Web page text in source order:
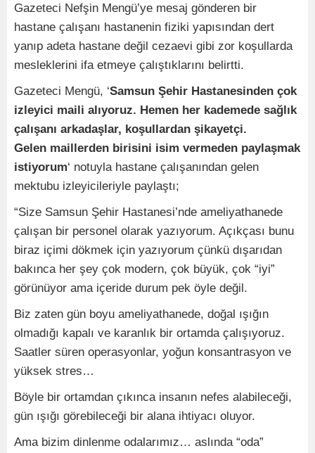
Gazeteci Nefşin Mengü’ye mesaj gönderen bir
hastane çalışanı hastanenin fiziki yapısından dert
yanıp adeta hastane değil cezaevi gibi zor koşullarda
mesleklerini ifa etmeye çalıştıklarını belirtti.
Gazeteci Mengü, ‘Samsun Şehir Hastanesinden çok
izleyici maili alıyoruz. Hemen her kademede sağlık
çalışanı arkadaşlar, koşullardan şikayetçi.
Gelen maillerden birisini isim vermeden paylaşmak
istiyorum‘ notuyla hastane çalışanından gelen
mektubu izleyicileriyle paylaştı;
“Size Samsun Şehir Hastanesi’nde ameliyathanede
çalışan bir personel olarak yazıyorum. Açıkçası bunu
biraz içimi dökmek için yazıyorum çünkü dışarıdan
bakınca her şey çok modern, çok büyük, çok “iyi”
görünüyor ama içeride durum pek öyle değil.
Biz zaten gün boyu ameliyathanede, doğal ışığın
olmadığı kapalı ve karanlık bir ortamda çalışıyoruz.
Saatler süren operasyonlar, yoğun konsantrasyon ve
yüksek stres…
Böyle bir ortamdan çıkınca insanın nefes alabileceği,
gün ışığı görebileceği bir alana ihtiyacı oluyor.
Ama bizim dinlenme odalarımız… aslında “oda”